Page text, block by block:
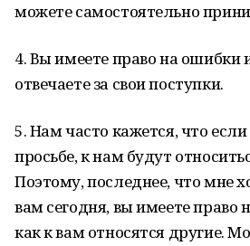
можете самостоятельно
4. Вы имеете право на ошибки
отвечаете за свои поступки.
5. Нам часто кажется, что
просьбе, к нам будут
Поэтому, последнее, что мне
вам сегодня, вы имеете право
как к вам относятся другие.